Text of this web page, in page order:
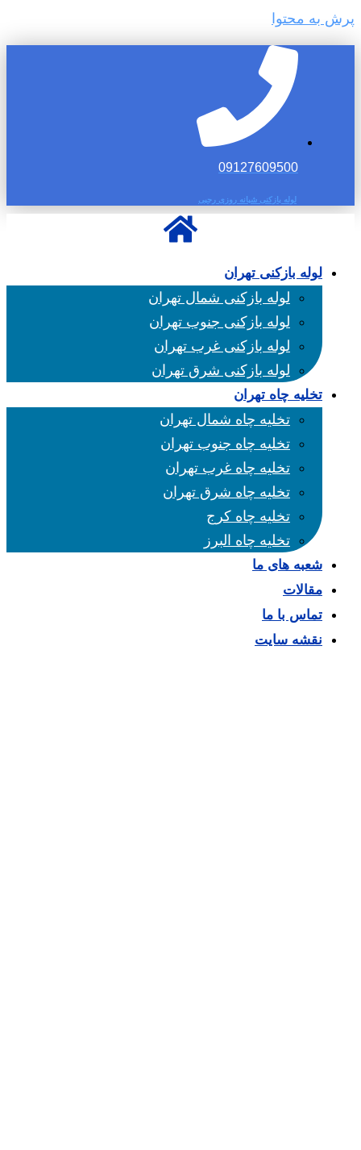
پرش به محتوا
09127609500
لوله بازکنی شبانه روزی رجبی
لوله بازکنی تهران
لوله بازکنی شمال تهران
لوله بازکنی جنوب تهران
لوله بازکنی غرب تهران
لوله بازکنی شرق تهران
تخلیه چاه تهران
تخلیه چاه شمال تهران
تخلیه چاه جنوب تهران
تخلیه چاه غرب تهران
تخلیه چاه شرق تهران
تخلیه چاه کرج
تخلیه چاه البرز
شعبه های ما
مقالات
تماس با ما
نقشه سایت